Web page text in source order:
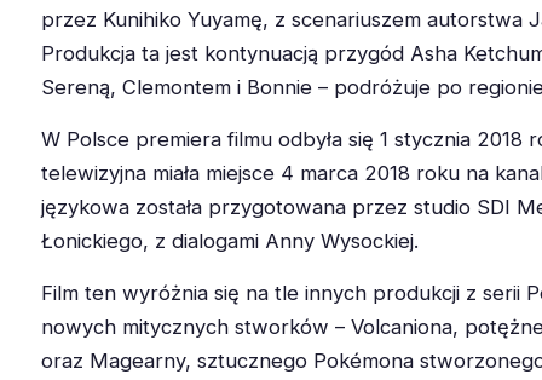
przez Kunihiko Yuyamę, z scenariuszem autorstwa
Produkcja ta jest kontynuacją przygód Asha
Sereną, Clemontem i Bonnie – podróżuje po
W Polsce premiera filmu odbyła się 1 stycznia
telewizyjna miała miejsce 4 marca 2018 roku na
językowa została przygotowana przez studio SDI
Łonickiego, z dialogami Anny Wysockiej.
Film ten wyróżnia się na tle innych produkcji z serii
nowych mitycznych stworków – Volcaniona,
oraz Magearny, sztucznego Pokémona